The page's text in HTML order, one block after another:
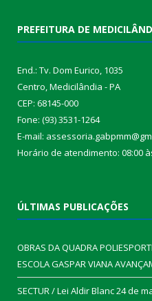
PREFEITURA DE
End.: Tv. Dom Eurico, 1035
Centro, Medicilândia - PA
CEP: 68145-000
Fone: (93) 3531-1264
E-mail:
Horário de atendimento: 08:00
ÚLTIMAS PUBLICAÇÕES
OBRAS DA QUADRA
ESCOLA GASPAR VIANA
SECTUR / Lei Aldir Blanc24 de